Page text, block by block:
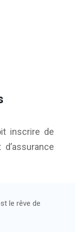
inscrire de
le rêve de